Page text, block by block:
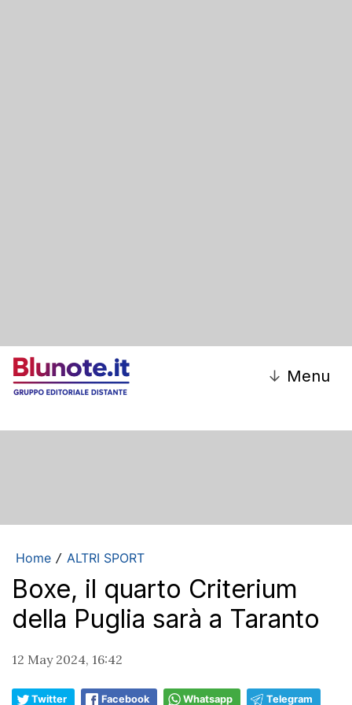
↓ Menu
Home / ALTRI SPORT
Boxe, il quarto Criterium
della Puglia sarà a Taranto
12 May 2024, 16:42
Twitter Facebook Whatsapp Telegram